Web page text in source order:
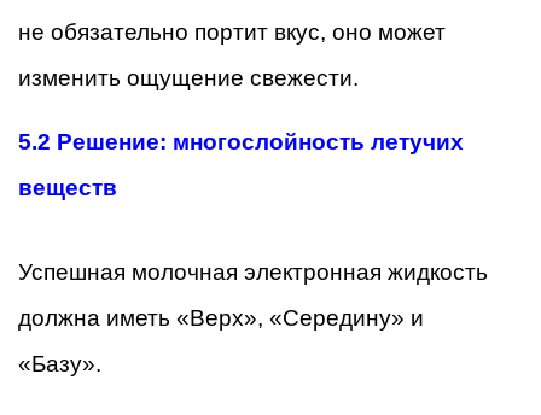
не обязательно портит вкус, оно может
изменить ощущение свежести.
5.2 Решение: многослойность летучих
веществ
Успешная молочная электронная жидкость
должна иметь «Верх», «Середину» и
«Базу».